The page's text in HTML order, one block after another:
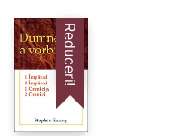
Reduceri!